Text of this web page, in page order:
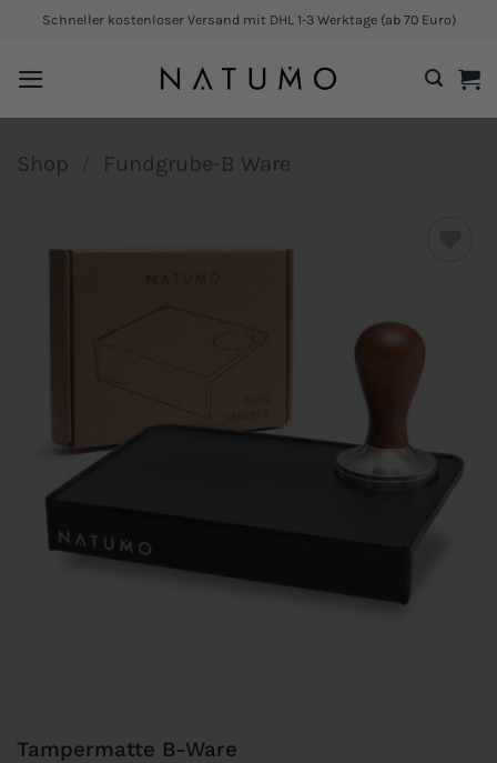
springen
Schneller kostenloser Versand mit DHL 1-3 Werktage (ab 70 Euro)
Shop Fundgrube-B Ware
Tampermatte B-Ware